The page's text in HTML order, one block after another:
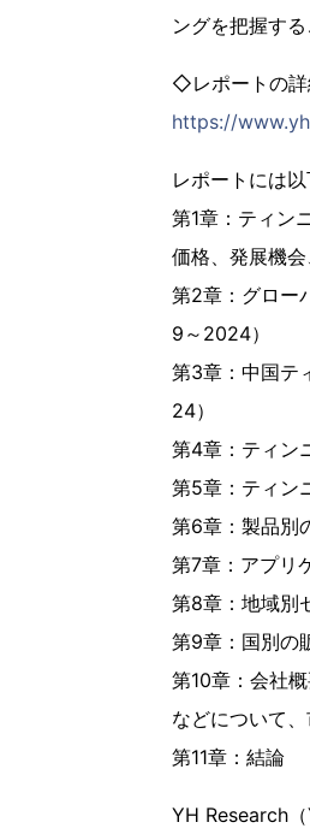
ングを把握する
◇レポートの詳
https://
レポートには
第1章：ティン
価格、発展機
第2章：グロー
9～2024）
第3章：中国テ
24）
第4章：ティン
第5章：ティン
第6章：製品別
第7章：アプリ
第8章：地域別
第9章：国別の
第10章：会社
などについて
第11章：結論
YH Research